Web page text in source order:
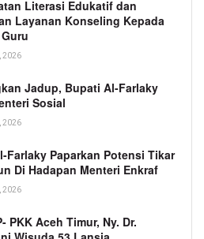
Literasi Edukatif dan
Layanan Konseling Kepada
2026
Jadup, Bupati Al-Farlaky
Sosial
2026
Farlaky Paparkan Potensi Tikar
Di Hadapan Menteri Enkraf
2026
PKK Aceh Timur, Ny. Dr.